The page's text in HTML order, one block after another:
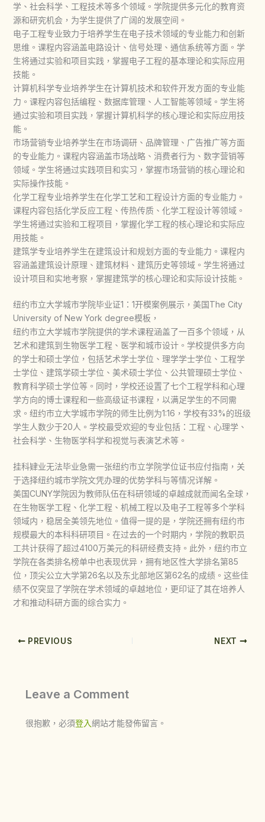
学、社会科学、工程技术等多个领域。学院提供多元化的教育资
源和研究机会，为学生提供了广阔的发展空间。
电子工程专业致力于培养学生在电子技术领域的专业能力和创新
思维。课程内容涵盖电路设计、信号处理、通信系统等方面。学
生将通过实验和项目实践，掌握电子工程的基本理论和实际应用
技能。
计算机科学专业培养学生在计算机技术和软件开发方面的专业能
力。课程内容包括编程、数据库管理、人工智能等领域。学生将
通过实验和项目实践，掌握计算机科学的核心理论和实际应用技
能。
市场营销专业培养学生在市场调研、品牌管理、广告推广等方面
的专业能力。课程内容涵盖市场战略、消费者行为、数字营销等
领域。学生将通过实践项目和实习，掌握市场营销的核心理论和
实际操作技能。
化学工程专业培养学生在化学工艺和工程设计方面的专业能力。
课程内容包括化学反应工程、传热传质、化学工程设计等领域。
学生将通过实验和工程项目，掌握化学工程的核心理论和实际应
用技能。
建筑学专业培养学生在建筑设计和规划方面的专业能力。课程内
容涵盖建筑设计原理、建筑材料、建筑历史等领域。学生将通过
设计项目和实地考察，掌握建筑学的核心理论和实际设计技能。
纽约市立大学城市学院毕业证1：1开模案例展示，美国The City
University of New York degree模板，
纽约市立大学城市学院提供的学术课程涵盖了一百多个领域，从
艺术和建筑到生物医学工程、医学和城市设计。学校提供多方向
的学士和硕士学位，包括艺术学士学位、理学学士学位、工程学
士学位、建筑学硕士学位、美术硕士学位、公共管理硕士学位、
教育科学硕士学位等。同时，学校还设置了七个工程学科和心理
学方向的博士课程和一些高级证书课程，以满足学生的不同需
求。纽约市立大学城市学院的师生比例为1:16，学校有33%的班级
学生人数少于20人。学校最受欢迎的专业包括：工程、心理学、
社会科学、生物医学科学和视觉与表演艺术等。
挂科肄业无法毕业急需一张纽约市立学院学位证书应付指南，关
于选择纽约城市学院文凭办理的优势学科与等情况详解。
美国CUNY学院因为教师队伍在科研领域的卓越成就而闻名全球，
在生物医学工程、化学工程、机械工程以及电子工程等多个学科
领域内，稳居全美领先地位。值得一提的是，学院还拥有纽约市
规模最大的本科科研项目。在过去的一个时期内，学院的教职员
工共计获得了超过4100万美元的科研经费支持。此外，纽约市立
学院在各类排名榜单中也表现优异，拥有地区性大学排名第85
位，顶尖公立大学第26名以及东北部地区第62名的成绩。这些佳
绩不仅突显了学院在学术领域的卓越地位，更印证了其在培养人
才和推动科研方面的综合实力。
PREVIOUS NEXT
Leave a Comment
很抱歉，必須登入網站才能發佈留言。